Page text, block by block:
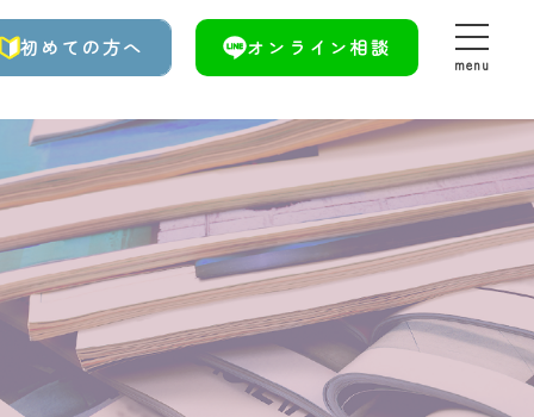
初めての方へ オンライン相談
menu